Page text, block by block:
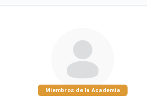
Miembros de la Academia